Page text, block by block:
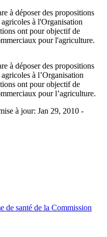
à déposer des propositions
à l'Organisation
ont pour objectif de
pour l'agriculture.
à déposer des propositions
à l’Organisation
ont pour objectif de
pour l’agriculture.
à jour: Jan 29, 2010 -
de santé de la Commission